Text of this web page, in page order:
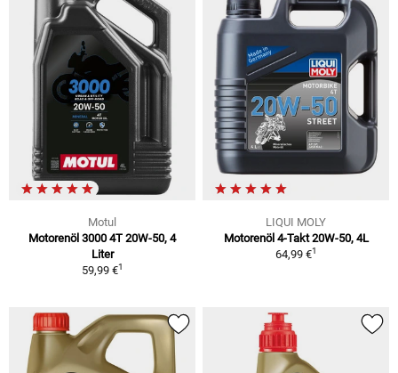
Motul
Motorenöl 3000 4T 20W-50, 4
Liter
59,99 €1
LIQUI MOLY
Motorenöl 4-Takt 20W-50, 4L
64,99 €1